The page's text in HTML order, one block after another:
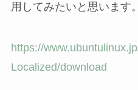
用してみたいと思います。
https://
Localized/download